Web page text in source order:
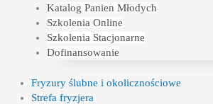
Katalog Panien Młodych
Szkolenia Online
Szkolenia Stacjonarne
Dofinansowanie
Fryzury ślubne i okolicznościowe
Strefa fryzjera